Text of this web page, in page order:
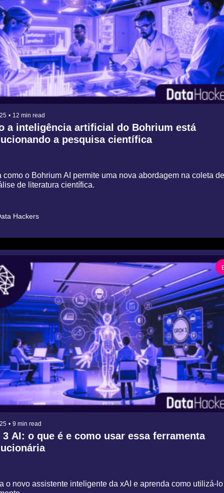
• 12 min read
a inteligência artificial do Bohrium está
a pesquisa científica
como o Bohrium AI permite uma nova abordagem na coleta
de literatura científica.
Hackers
• 9 min read
3 AI: o que é e como usar essa ferramenta
o novo assistente inteligente da xAI e aprenda como utilizá-lo